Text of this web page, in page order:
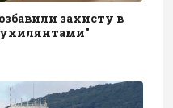
захисту в